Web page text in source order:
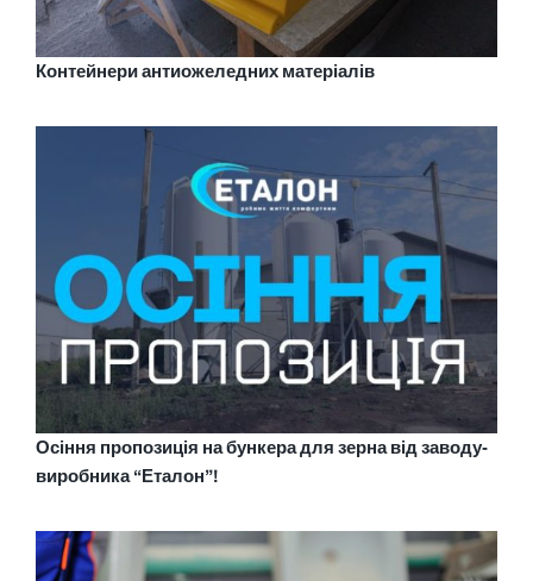
Контейнери антиожеледних матеріалів
Осіння пропозиція на бункера для зерна від заводу-
виробника “Еталон”!